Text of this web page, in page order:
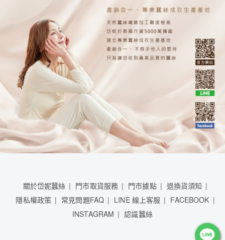
關於岱妮蠶絲 門市取貨服務 門市據點
退換貨須知
隱私權政策
常見問題FAQ LINE 線上客服
FACEBOOK
INSTAGRAM
認識蠶絲